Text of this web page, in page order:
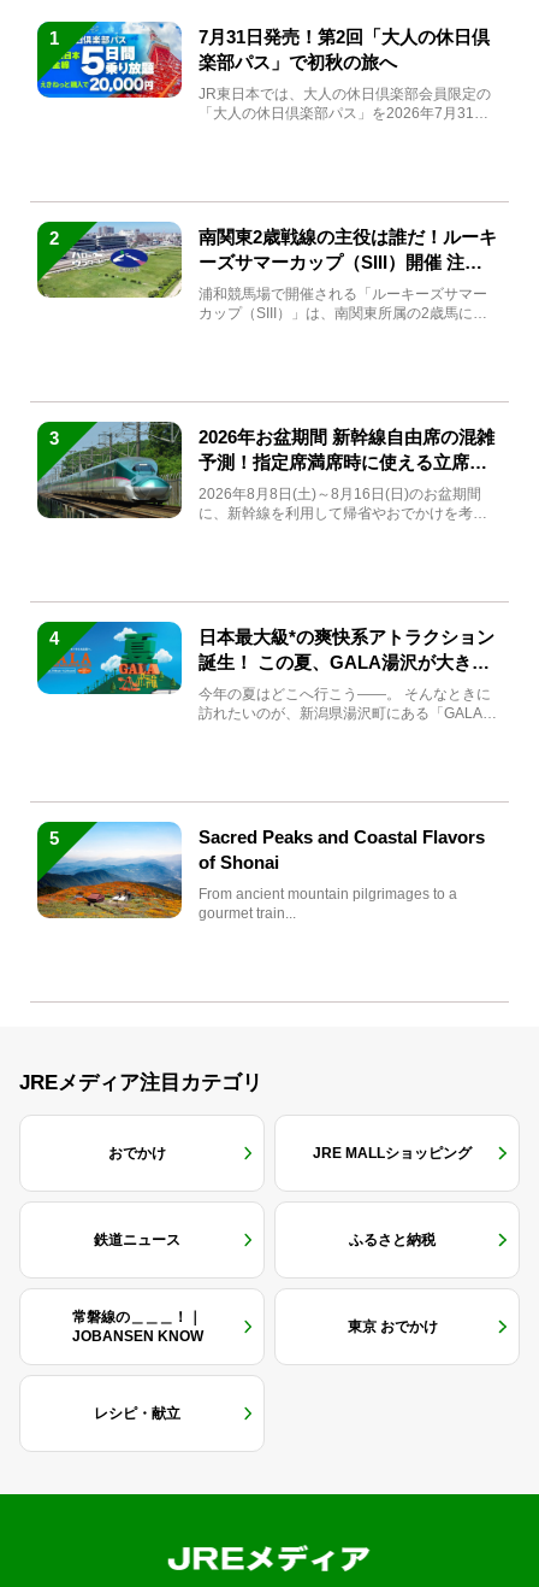
1
7月31日発売！第2回「大人の休日倶
楽部パス」で初秋の旅へ
JR東日本では、大人の休日倶楽部会員限定の
「大人の休日倶楽部パス」を2026年7月31日
2
南関東2歳戦線の主役は誰だ！ルーキ
ーズサマーカップ（SIII）開催 注目
馬と見どころをチェック
浦和競馬場で開催される「ルーキーズサマー
カップ（SIII）」は、南関東所属の2歳馬によ
3
2026年お盆期間 新幹線自由席の混雑
予測！指定席満席時に使える立席特
急券も解説
2026年8月8日(土)～8月16日(日)のお盆期間
に、新幹線を利用して帰省やおでかけを考え
4
日本最大級*の爽快系アトラクション
誕生！ この夏、GALA湯沢が大きく
生まれ変わる
今年の夏はどこへ行こう――。 そんなときに
訪れたいのが、新潟県湯沢町にある「GALA湯
5
Sacred Peaks and Coastal Flavors
of Shonai
From ancient mountain pilgrimages to a
gourmet train...
JREメディア注目カテゴリ
おでかけ JRE MALLショッピング
鉄道ニュース ふるさと納税
常磐線の＿＿＿！｜
JOBANSEN KNOW
東京 おでかけ
レシピ・献立